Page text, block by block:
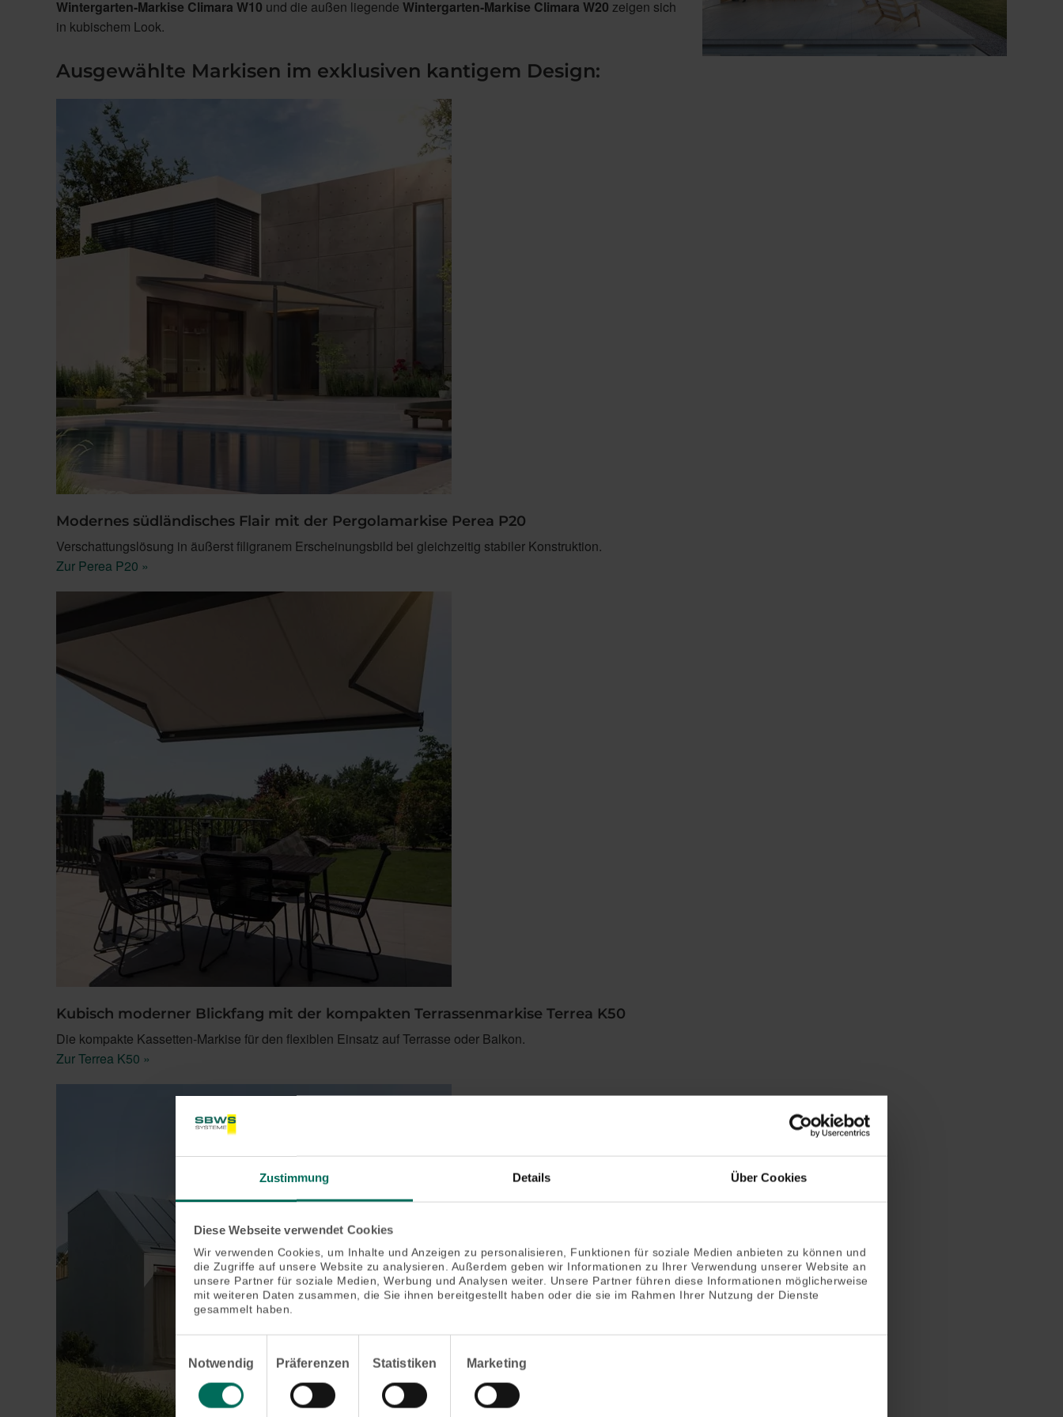
Zustimmung Details Über Cookies
Diese Webseite verwendet Cookies
Wir verwenden Cookies, um Inhalte und Anzeigen zu personalisieren, Funktionen für soziale Medien anbieten zu können und
die Zugriffe auf unsere Website zu analysieren. Außerdem geben wir Informationen zu Ihrer Verwendung unserer Website an
unsere Partner für soziale Medien, Werbung und Analysen weiter. Unsere Partner führen diese Informationen möglicherweise
mit weiteren Daten zusammen, die Sie ihnen bereitgestellt haben oder die sie im Rahmen Ihrer Nutzung der Dienste
gesammelt haben.
Notwendig
Präferenzen Statistiken Marketing
Wintergarten-Markise Climara W10 und die außen liegende Wintergarten-Markise Climara W20 zeigen sich
in kubischem Look.
Ausgewählte Markisen im exklusiven kantigem Design:
Modernes südländisches Flair mit der Pergolamarkise Perea P20
Verschattungslösung in äußerst filigranem Erscheinungsbild bei gleichzeitig stabiler Konstruktion.
Zur Perea P20 »
Kubisch moderner Blickfang mit der kompakten Terrassenmarkise Terrea K50
Die kompakte Kassetten-Markise für den flexiblen Einsatz auf Terrasse oder Balkon.
Zur Terrea K50 »